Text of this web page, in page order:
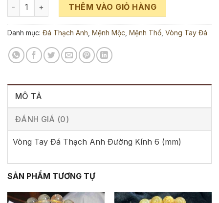
Vòng Tay Đá Thạch Anh Đường Kính 6 (mm) số lượng
THÊM VÀO GIỎ HÀNG
Danh mục: Đá Thạch Anh Mệnh Mộc Mệnh Thổ Vòng Tay Đá
MÔ TẢ
ĐÁNH GIÁ (0)
Vòng Tay Đá Thạch Anh Đường Kính 6 (mm)
SẢN PHẨM TƯƠNG TỰ